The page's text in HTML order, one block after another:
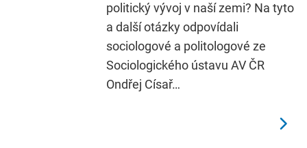
politický vývoj v naší zemi? Na tyto
a další otázky odpovídali
sociologové a politologové ze
Sociologického ústavu AV ČR
Ondřej Císař…